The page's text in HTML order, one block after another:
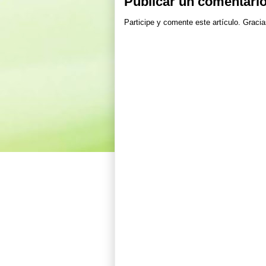
Participe y comente este artículo.